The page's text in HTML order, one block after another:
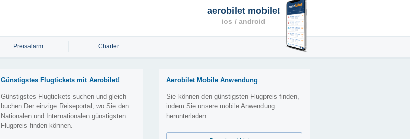
Preisalarm Charter
Günstigstes Flugtickets mit Aerobilet!
Günstigstes Flugtickets suchen und gleich
buchen.Der einzige Reiseportal, wo Sie den
Nationalen und Internationalen günstigsten
Flugpreis finden können.
aerobilet mobile!
ios / android
Aerobilet Mobile Anwendung
Sie können den günstigsten Flugpreis finden,
indem Sie unsere mobile Anwendung
herunterladen.